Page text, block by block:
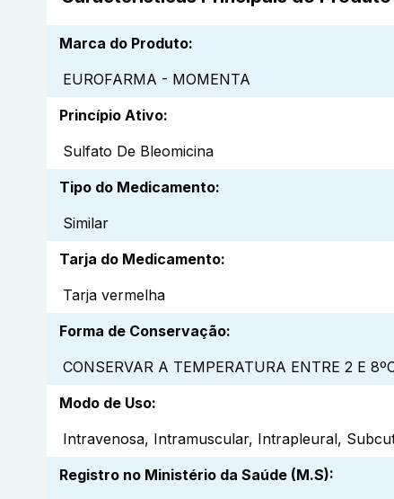
Marca do Produto:
EUROFARMA - MOMENTA
Princípio Ativo:
Sulfato De Bleomicina
Tipo do Medicamento:
Similar
Tarja do Medicamento:
Tarja vermelha
Forma de Conservação:
CONSERVAR A TEMPERATURA ENTRE 2 E
Modo de Uso:
Intravenosa, Intramuscular, Intrapleural,
Registro no Ministério da Saúde (M.S):